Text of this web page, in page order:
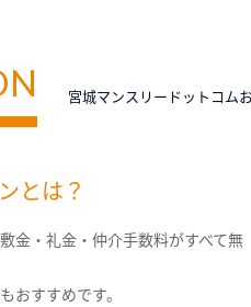
宮城マンスリードットコム
とは？
金・礼金・仲介手数料がすべて無
おすすめです。